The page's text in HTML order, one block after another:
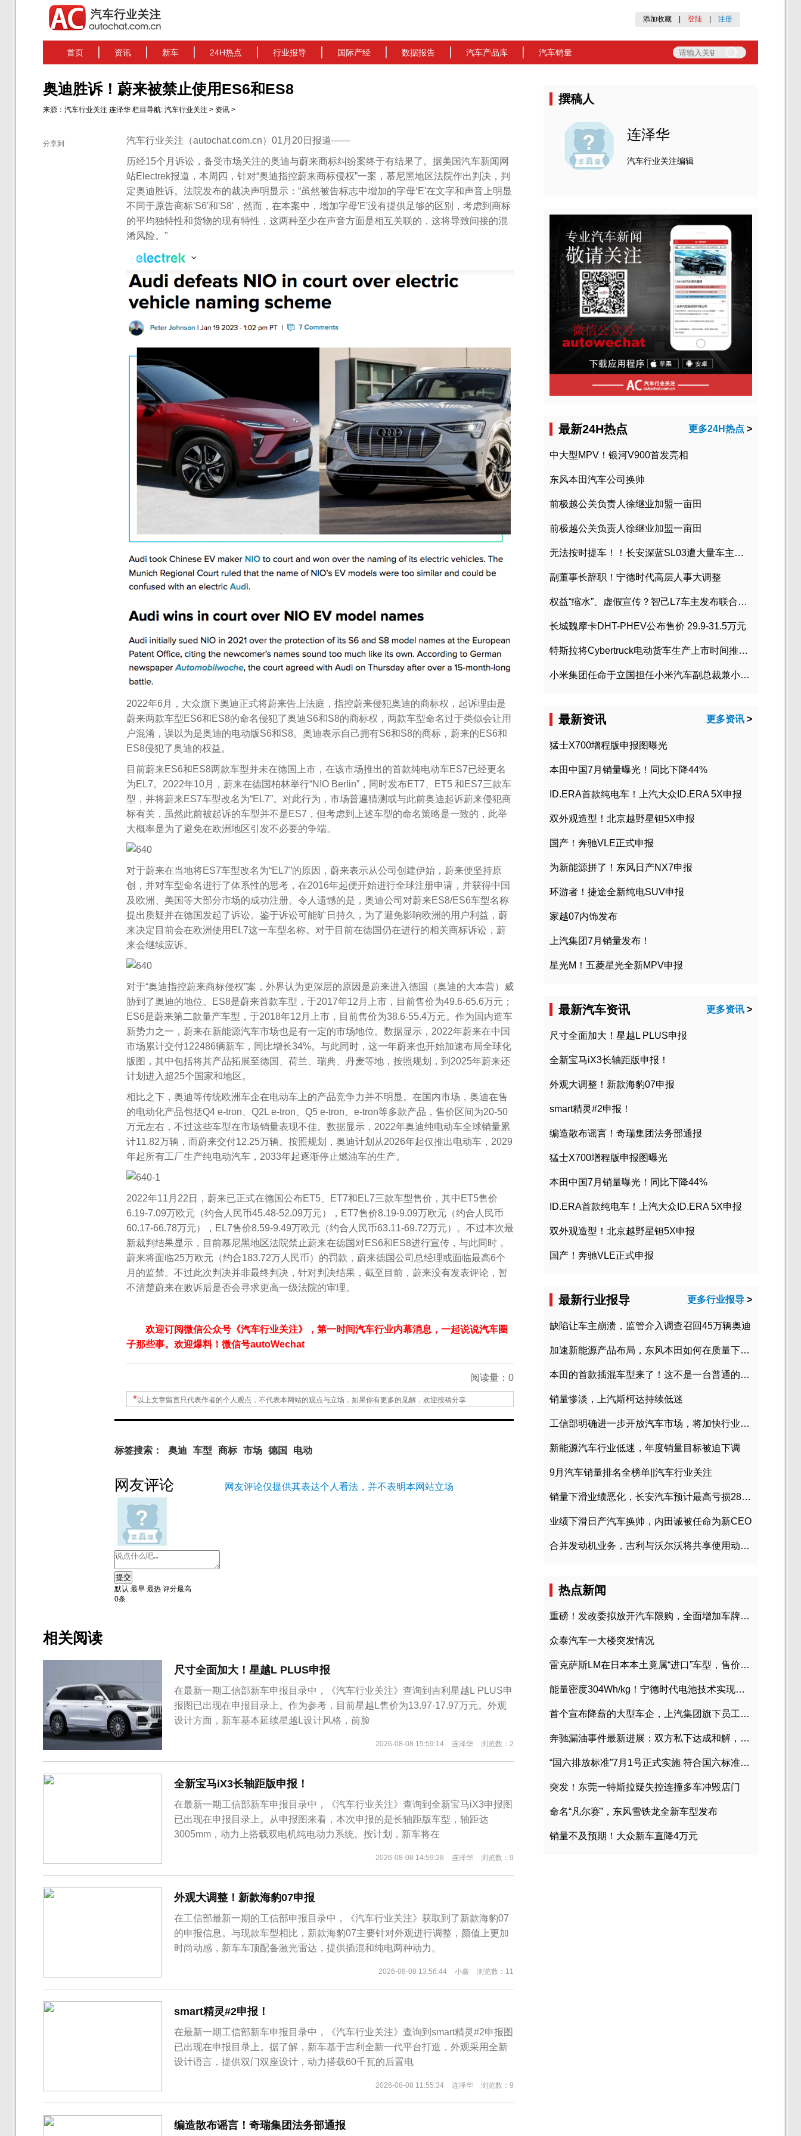
添加收藏 登陆 注册
首页 资讯 新车 24H热点 行业报导 国际产经 数据报告 汽车产品库 汽车销量
奥迪胜诉！蔚来被禁止使用ES6和ES8
来源： 汽车行业关注 连泽华 栏目导航: 汽车行业关注 > 资讯 >
分享到 汽车行业关注（autochat.com.cn）01月20日报道——
历经15个月诉讼，备受市场关注的奥迪与蔚来商标纠纷案终于有结果了。据美国汽车新闻网
站Electrek报道，本周四，针对“奥迪指控蔚来商标侵权”一案，慕尼黑地区法院作出判决，判
定奥迪胜诉。法院发布的裁决声明显示：“虽然被告标志中增加的字母‘E'在文字和声音上明显
不同于原告商标'S6'和'S8'，然而，在本案中，增加字母′E'没有提供足够的区别，考虑到商标
的平均独特性和货物的现有特性，这两种至少在声音方面是相互关联的，这将导致间接的混
淆风险。"
2022年6月，大众旗下奥迪正式将蔚来告上法庭，指控蔚来侵犯奥迪的商标权，起诉理由是
蔚来两款车型ES6和ES8的命名侵犯了奥迪S6和S8的商标权，两款车型命名过于类似会让用
户混淆，误以为是奥迪的电动版S6和S8。奥迪表示自己拥有S6和S8的商标，蔚来的ES6和
ES8侵犯了奥迪的权益。
目前蔚来ES6和ES8两款车型并未在德国上市，在该市场推出的首款纯电动车ES7已经更名
为EL7。2022年10月，蔚来在德国柏林举行“NIO Berlin”，同时发布ET7、ET5 和ES7三款车
型，并将蔚来ES7车型改名为“EL7”。对此行为，市场普遍猜测或与此前奥迪起诉蔚来侵犯商
标有关，虽然此前被起诉的车型并不是ES7，但考虑到上述车型的命名策略是一致的，此举
大概率是为了避免在欧洲地区引发不必要的争端。
对于蔚来在当地将ES7车型改名为“EL7”的原因，蔚来表示从公司创建伊始，蔚来便坚持原
创，并对车型命名进行了体系性的思考，在2016年起便开始进行全球注册申请，并获得中国
及欧洲、美国等大部分市场的成功注册。令人遗憾的是，奥迪公司对蔚来ES8/ES6车型名称
提出质疑并在德国发起了诉讼。鉴于诉讼可能旷日持久，为了避免影响欧洲的用户利益，蔚
来决定目前会在欧洲使用EL7这一车型名称。对于目前在德国仍在进行的相关商标诉讼，蔚
来会继续应诉。
对于“奥迪指控蔚来商标侵权”案，外界认为更深层的原因是蔚来进入德国（奥迪的大本营）威
胁到了奥迪的地位。ES8是蔚来首款车型，于2017年12月上市，目前售价为49.6-65.6万元；
ES6是蔚来第二款量产车型，于2018年12月上市，目前售价为38.6-55.4万元。作为国内造车
新势力之一，蔚来在新能源汽车市场也是有一定的市场地位。数据显示，2022年蔚来在中国
市场累计交付122486辆新车，同比增长34%。与此同时，这一年蔚来也开始加速布局全球化
版图，其中包括将其产品拓展至德国、荷兰、瑞典、丹麦等地，按照规划，到2025年蔚来还
计划进入超25个国家和地区。
相比之下，奥迪等传统欧洲车企在电动车上的产品竞争力并不明显。在国内市场，奥迪在售
的电动化产品包括Q4 e-tron、Q2L e-tron、Q5 e-tron、e-tron等多款产品，售价区间为20-50
万元左右，不过这些车型在市场销量表现不佳。数据显示，2022年奥迪纯电动车全球销量累
计11.82万辆，而蔚来交付12.25万辆。按照规划，奥迪计划从2026年起仅推出电动车，2029
年起所有工厂生产纯电动汽车，2033年起逐渐停止燃油车的生产。
2022年11月22日，蔚来已正式在德国公布ET5、ET7和EL7三款车型售价，其中ET5售价
6.19-7.09万欧元（约合人民币45.48-52.09万元），ET7售价8.19-9.09万欧元（约合人民币
60.17-66.78万元），EL7售价8.59-9.49万欧元（约合人民币63.11-69.72万元）。不过本次最
新裁判结果显示，目前慕尼黑地区法院禁止蔚来在德国对ES6和ES8进行宣传，与此同时，
蔚来将面临25万欧元（约合183.72万人民币）的罚款，蔚来德国公司总经理或面临最高6个
月的监禁。不过此次判决并非最终判决，针对判决结果，截至目前，蔚来没有发表评论，暂
不清楚蔚来在败诉后是否会寻求更高一级法院的审理。
欢迎订阅微信公众号《汽车行业关注》，第一时间汽车行业内幕消息，一起说说汽车圈
子那些事。欢迎爆料！微信号autoWechat
阅读量： 0
*以上文章留言只代表作者的个人观点，不代表本网站的观点与立场，如果你有更多的见解，欢迎投稿分享
标签搜索： 奥迪 车型 商标 市场 德国 电动
网友评论 网友评论仅提供其表达个人看法，并不表明本网站立场
提交
默认 最早 最热 评分最高
0条
相关阅读
尺寸全面加大！星越L PLUS申报
在最新一期工信部新车申报目录中，《汽车行业关注》查询到吉利星越L PLUS申
报图已出现在申报目录上。作为参考，目前星越L售价为13.97-17.97万元。外观
设计方面，新车基本延续星越L设计风格，前脸
2026-08-08 15:59:14 连泽华 浏览数：2
全新宝马iX3长轴距版申报！
在最新一期工信部新车申报目录中，《汽车行业关注》查询到全新宝马iX3申报图
已出现在申报目录上。从申报图来看，本次申报的是长轴距版车型，轴距达
3005mm，动力上搭载双电机纯电动力系统。按计划，新车将在
2026-08-08 14:59:28 连泽华 浏览数：9
外观大调整！新款海豹07申报
在工信部最新一期的工信部申报目录中，《汽车行业关注》获取到了新款海豹07
的申报信息。与现款车型相比，新款海豹07主要针对外观进行调整，颜值上更加
时尚动感，新车车顶配备激光雷达，提供插混和纯电两种动力。
2026-08-08 13:56:44 小鑫 浏览数：11
smart精灵#2申报！
在最新一期工信部新车申报目录中，《汽车行业关注》查询到smart精灵#2申报图
已出现在申报目录上。据了解，新车基于吉利全新一代平台打造，外观采用全新
设计语言，提供双门双座设计，动力搭载60千瓦的后置电
2026-08-08 11:55:34 连泽华 浏览数：9
编造散布谣言！奇瑞集团法务部通报
撰稿人
连泽华
汽车行业关注编辑
最新24H热点 更多24H热点 >
中大型MPV！银河V900首发亮相
东风本田汽车公司换帅
前极越公关负责人徐继业加盟一亩田
前极越公关负责人徐继业加盟一亩田
无法按时提车！！长安深蓝SL03遭大量车主投诉
副董事长辞职！宁德时代高层人事大调整
权益“缩水”、虚假宣传？智己L7车主发布联合维权声明
长城魏摩卡DHT-PHEV公布售价 29.9-31.5万元
特斯拉将Cybertruck电动货车生产上市时间推迟到2023年初
小米集团任命于立国担任小米汽车副总裁兼小米汽车北京总部政委
最新资讯 更多资讯 >
猛士X700增程版申报图曝光
本田中国7月销量曝光！同比下降44%
ID.ERA首款纯电车！上汽大众ID.ERA 5X申报
双外观造型！北京越野星钽5X申报
国产！奔驰VLE正式申报
为新能源拼了！东风日产NX7申报
环游者！捷途全新纯电SUV申报
家越07内饰发布
上汽集团7月销量发布！
星光M！五菱星光全新MPV申报
最新汽车资讯 更多资讯 >
尺寸全面加大！星越L PLUS申报
全新宝马iX3长轴距版申报！
外观大调整！新款海豹07申报
smart精灵#2申报！
编造散布谣言！奇瑞集团法务部通报
猛士X700增程版申报图曝光
本田中国7月销量曝光！同比下降44%
ID.ERA首款纯电车！上汽大众ID.ERA 5X申报
双外观造型！北京越野星钽5X申报
国产！奔驰VLE正式申报
最新行业报导 更多行业报导 >
缺陷让车主崩溃，监管介入调查召回45万辆奥迪
加速新能源产品布局，东风本田如何在质量下转型？
本田的首款插混车型来了！这不是一台普通的CR-V
销量惨淡，上汽斯柯达持续低迷
工信部明确进一步开放汽车市场，将加快行业兼并重组
新能源汽车行业低迷，年度销量目标被迫下调
9月汽车销量排名全榜单||汽车行业关注
销量下滑业绩恶化，长安汽车预计最高亏损28亿元
业绩下滑日产汽车换帅，内田诚被任命为新CEO
合并发动机业务，吉利与沃尔沃将共享使用动力总成
热点新闻
重磅！发改委拟放开汽车限购，全面增加车牌指标
众泰汽车一大楼突发情况
雷克萨斯LM在日本本土竟属“进口”车型，售价2580万日元
能量密度304Wh/kg！宁德时代电池技术实现突破
首个宣布降薪的大型车企，上汽集团旗下员工降薪文件曝光
奔驰漏油事件最新进展：双方私下达成和解，工商已介入调查
“国六排放标准”7月1号正式实施 符合国六标准车型目录一览
突发！东莞一特斯拉疑失控连撞多车冲毁店门
命名“凡尔赛”，东风雪铁龙全新车型发布
销量不及预期！大众新车直降4万元